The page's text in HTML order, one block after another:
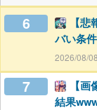
6
【
バい条
2026/08/
7
【
結果